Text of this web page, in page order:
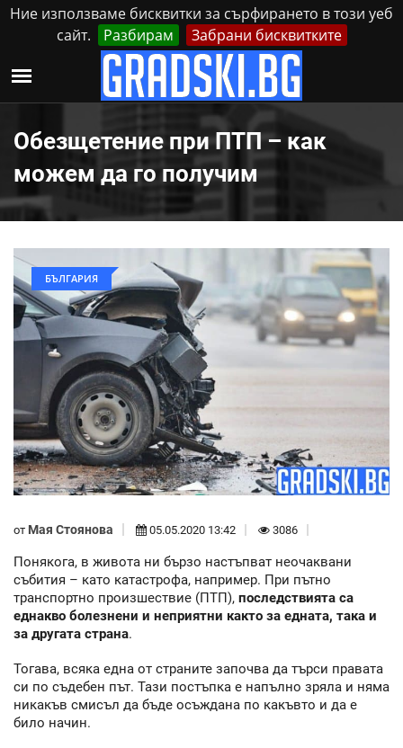
Ние използваме бисквитки за сърфирането в този уеб
сайт.
Разбирам Забрани бисквитките
Понеделник, 10 Август, 2026 Реклама
Обезщетение при ПТП – как
можем да го получим
БЪЛГАРИЯ
от Мая Стоянова 05.05.2020 13:42 3086
Понякога, в живота ни бързо настъпват неочаквани
събития – като катастрофа, например. При пътно
транспортно произшествие (ПТП), последствията са
еднакво болезнени и неприятни както за едната, така и
за другата страна.
Тогава, всяка една от страните започва да търси правата
си по съдебен път. Тази постъпка е напълно зряла и няма
никакъв смисъл да бъде осъждана по какъвто и да е
било начин.